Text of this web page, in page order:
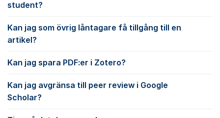
student?
Kan jag som övrig låntagare få tillgång till en
artikel?
Kan jag spara PDF:er i Zotero?
Kan jag avgränsa till peer review i Google
Scholar?